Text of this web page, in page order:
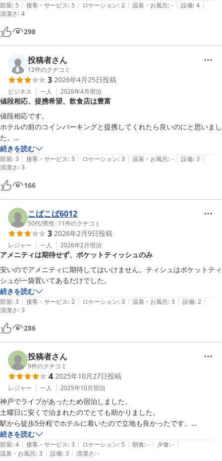
部屋: 5 | 接客・サービス: 5 | ロケーション: 2 | 温泉・お風呂: - | 設備: 4 |
清潔さ: 4
298
投稿者さん
12件のクチコミ
3 2026年4月25日投稿
ビジネス 一人 2026年4月宿泊
値段相応、提携希望、飲食店は豊富
値段相応です。
ホテルの前のコインパーキングと提携してくれたら良いのにと思いまし
た。
飲食店は周りにたくさんあるので良い。
続きを読む
部屋: 3 | 接客・サービス: 3 | ロケーション: 3 | 温泉・お風呂: - | 設備: 3 |
清潔さ: 3
166
こばこば6012
50代/男性 | 11件のクチコミ
3 2026年2月9日投稿
レジャー 一人 2026年2月宿泊
アメニティは期待せず、ポケットティッシュのみ
安いのでアメニティに期待してはいけません。ティシュはポケットティ
シュが一袋置いてあるだけでした。
続きを読む
部屋: 3 | 接客・サービス: 2 | ロケーション: 3 | 温泉・お風呂: 3 | 設備: 2 |
清潔さ: 3
286
投稿者さん
9件のクチコミ
4 2025年10月27日投稿
レジャー 一人 2025年10月宿泊
神戸でライブがあったため宿泊しました。
土曜日に安くで泊まれたのでとても助かりました。
駅から徒歩5分程でホテルに着いたので立地も良かったです。
外装が古い感じだったので少し不安になりましたが、お部屋も清潔感が
ありました。お風呂の換気扇からずっと雨の音？が聞こえたのが少し気
になりましたが、それ以外は問題なかったです。また機会があったら泊
続きを読む
部屋: 4 | 接客・サービス: 3 | ロケーション: 5 | 朝食: - | 夕食: - |
温泉・お風呂: 3 | 設備: 3 | 清潔さ: -